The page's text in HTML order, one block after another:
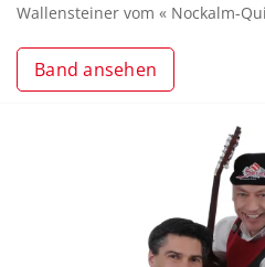
Wallensteiner vom « Nockalm-
Band ansehen